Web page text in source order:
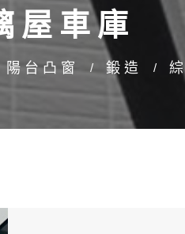
屋車庫
陽台凸窗 鍛造